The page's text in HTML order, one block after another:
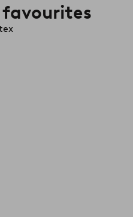
favourites